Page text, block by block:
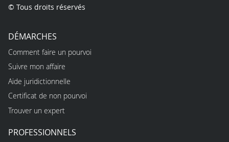
© Tous droits réservés
DÉMARCHES
Comment faire un pourvoi
Suivre mon affaire
Aide juridictionnelle
Certificat de non pourvoi
Trouver un expert
PROFESSIONNELS